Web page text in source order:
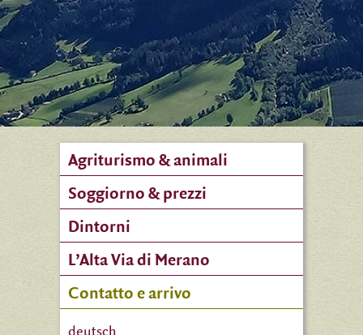
Agriturismo & animali
Soggiorno & prezzi
Dintorni
L’Alta Via di Merano
Contatto e arrivo
deutsch